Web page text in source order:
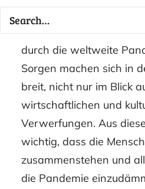
Wir befinden uns sich in
durch die weltweite
Sorgen machen sich in
breit, nicht nur im Blick
wirtschaftlichen und
Verwerfungen. Aus
wichtig, dass die
zusammenstehen und
die Pandemie